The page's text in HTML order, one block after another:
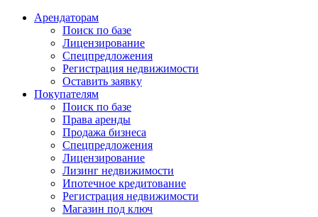
Арендаторам
Поиск по базе
Лицензирование
Спецпредложения
Регистрация недвижимости
Оставить заявку
Покупателям
Поиск по базе
Права аренды
Продажа бизнеса
Спецпредложения
Лицензирование
Лизинг недвижимости
Ипотечное кредитование
Регистрация недвижимости
Магазин под ключ